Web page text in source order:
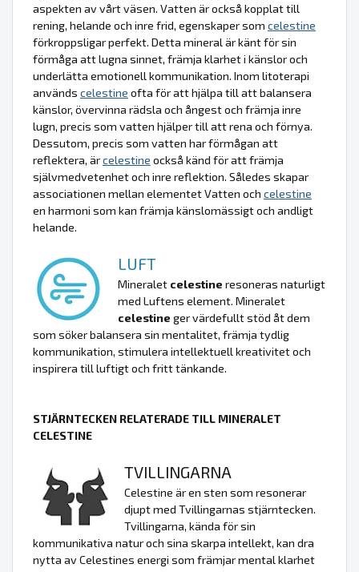
aspekten av vårt väsen. Vatten är också kopplat till
rening, helande och inre frid, egenskaper som celestine
förkroppsligar perfekt. Detta mineral är känt för sin
förmåga att lugna sinnet, främja klarhet i känslor och
underlätta emotionell kommunikation. Inom litoterapi
används celestine ofta för att hjälpa till att balansera
känslor, övervinna rädsla och ångest och främja inre
lugn, precis som vatten hjälper till att rena och förnya.
Dessutom, precis som vatten har förmågan att
reflektera, ärcelestine också känd för att främja
självmedvetenhet och inre reflektion. Således skapar
associationen mellan elementet Vatten och celestine
en harmoni som kan främja känslomässigt och andligt
helande.
LUFT
Mineralet celestine resoneras naturligt
med Luftens element. Mineralet
celestine ger värdefullt stöd åt dem
som söker balansera sin mentalitet, främja tydlig
kommunikation, stimulera intellektuell kreativitet och
inspirera till luftigt och fritt tänkande.
STJÄRNTECKEN RELATERADE TILL MINERALET
CELESTINE
TVILLINGARNA
Celestine är en sten som resonerar
djupt med Tvillingarnas stjärntecken.
Tvillingarna, kända för sin
kommunikativa natur och sina skarpa intellekt, kan dra
nytta av Celestines energi som främjar mental klarhet